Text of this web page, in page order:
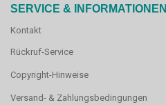
SERVICE & INFORMATIONEN
Kontakt
Rückruf-Service
Copyright-Hinweise
Versand- & Zahlungsbedingungen